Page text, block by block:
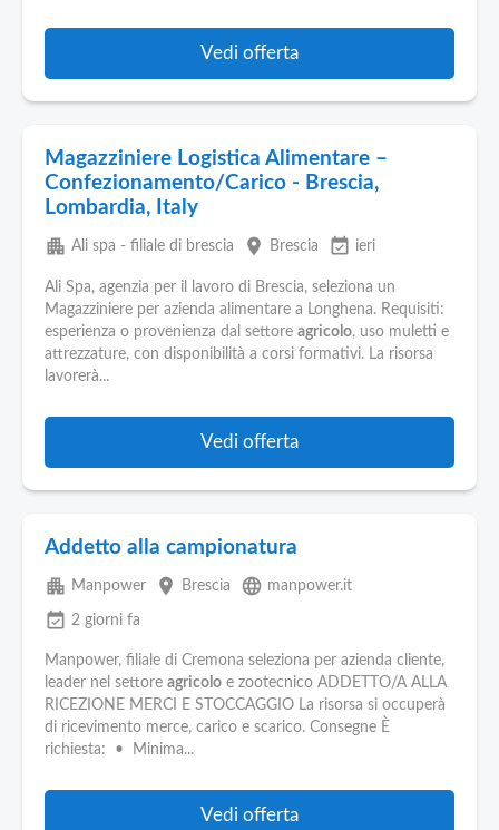
Vedi offerta
Magazziniere Logistica Alimentare –
Confezionamento/Carico - Brescia,
Lombardia, Italy
apartment Ali spa - filiale di brescia place Brescia event_available ieri
Ali Spa, agenzia per il lavoro di Brescia, seleziona un
Magazziniere per azienda alimentare a Longhena. Requisiti:
esperienza o provenienza dal settore agricolo, uso muletti e
attrezzature, con disponibilità a corsi formativi. La risorsa
lavorerà...
Vedi offerta
Addetto alla campionatura
apartment Manpower place Brescia language manpower.it
event_available 2 giorni fa
Manpower, filiale di Cremona seleziona per azienda cliente,
leader nel settore agricolo e zootecnico ADDETTO/A ALLA
RICEZIONE MERCI E STOCCAGGIO La risorsa si occuperà
di ricevimento merce, carico e scarico. Consegne È
richiesta: • Minima...
Vedi offerta